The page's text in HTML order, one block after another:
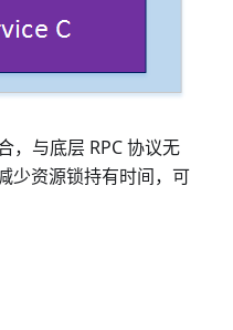
，与底层 RPC 协议无
少资源锁持有时间，可